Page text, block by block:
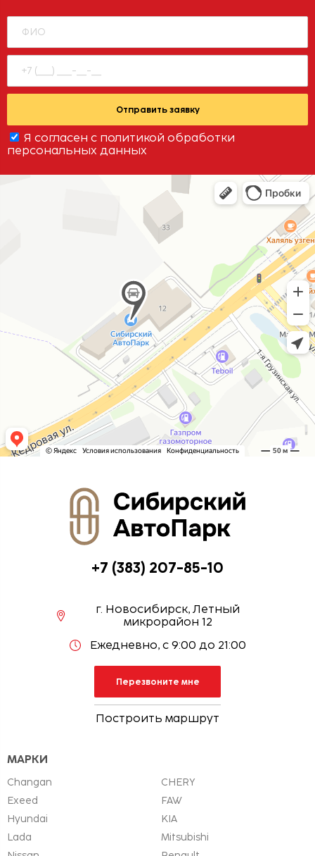
Отправить заявку
Я согласен с политикой обработки
персональных данных
+7 (383) 207-85-10
г. Новосибирск, Летный
микрорайон 12
Ежедневно, с 9:00 до 21:00
Перезвоните мне
Построить маршрут
МАРКИ
Changan
CHERY
Exeed
FAW
Hyundai
KIA
Lada
Mitsubishi